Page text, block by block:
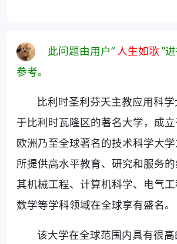
此问题由用户“ 人生如歌 ”
参考。
比利时圣利芬天主教应用科
于比利时瓦隆区的著名大学，成
欧洲乃至全球著名的技术科学大
所提供高水平教育、研究和服务的
其机械工程、计算机科学、电气工
数学等学科领域在全球享有盛名。
该大学在全球范围内具有很